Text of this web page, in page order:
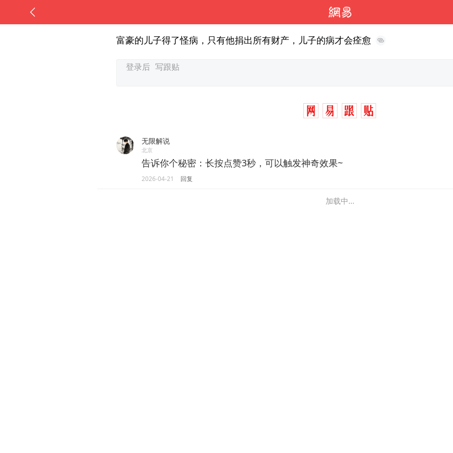
富豪的儿子得了怪病，只有他捐出所有财产，儿子的病才会痊愈
无限解说
北京
告诉你个秘密：长按点赞3秒，可以触发神奇效果~
2026-04-21 回复
加载中...